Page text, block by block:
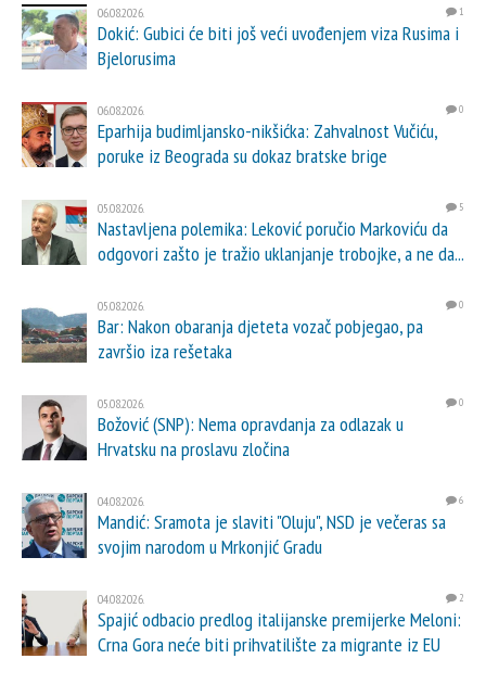
06.08.2026. 1
Dokić: Gubici će biti još veći uvođenjem viza Rusima i
Bjelorusima
06.08.2026. 0
Eparhija budimljansko-nikšićka: Zahvalnost Vučiću,
poruke iz Beograda su dokaz bratske brige
05.08.2026. 5
Nastavljena polemika: Leković poručio Markoviću da
odgovori zašto je tražio uklanjanje trobojke, a ne da...
05.08.2026. 0
Bar: Nakon obaranja djeteta vozač pobjegao, pa
završio iza rešetaka
05.08.2026. 0
Božović (SNP): Nema opravdanja za odlazak u
Hrvatsku na proslavu zločina
04.08.2026. 6
Mandić: Sramota je slaviti "Oluju", NSD je večeras sa
svojim narodom u Mrkonjić Gradu
04.08.2026. 2
Spajić odbacio predlog italijanske premijerke Meloni:
Crna Gora neće biti prihvatilište za migrante iz EU